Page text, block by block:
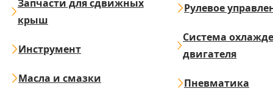
Запчасти для сдвижных
крыш
Инструмент
Масла и смазки
Рулевое
Система
двигателя
Пневматика